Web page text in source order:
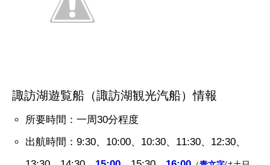
諏訪湖遊覧船（諏訪湖観光汽船）情報
所要時間：一周30分程度
出航時間：9:30、10:00、10:30、11:30、12:30、